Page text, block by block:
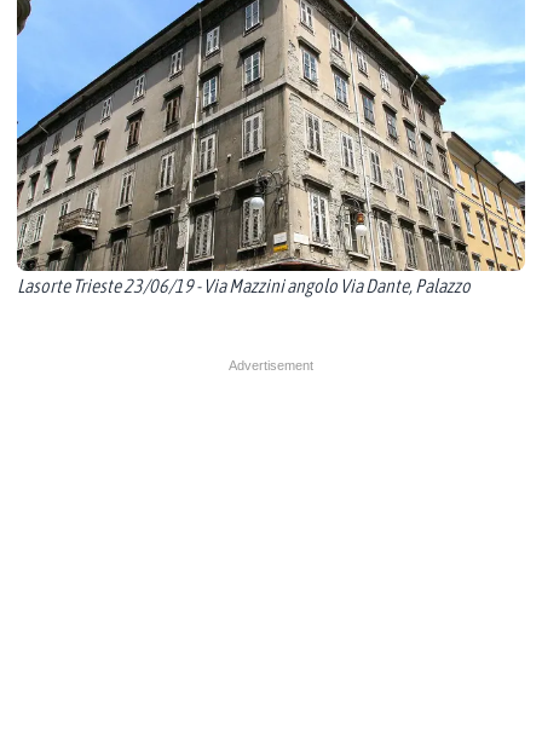
Lasorte Trieste 23/06/19 - Via Mazzini angolo Via Dante, Palazzo